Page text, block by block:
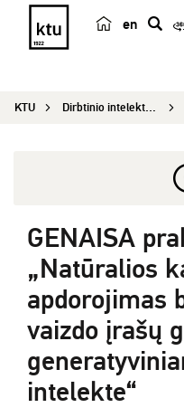
en
e
KTU Dirbtinio intelekto kompetencijų centras
GENAISA
„Natūralios
apdorojimas
vaizdo įrašų
intelekte“